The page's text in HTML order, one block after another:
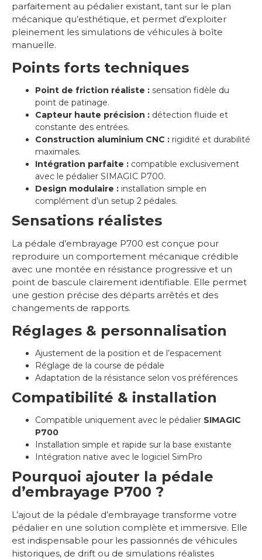
parfaitement au pédalier existant, tant sur le plan
mécanique qu’esthétique, et permet d’exploiter
pleinement les simulations de véhicules à boîte
manuelle.
Points forts techniques
Point de friction réaliste : sensation fidèle du
point de patinage.
Capteur haute précision : détection fluide et
constante des entrées.
Construction aluminium CNC : rigidité et durabilité
maximales.
Intégration parfaite : compatible exclusivement
avec le pédalier SIMAGIC P700.
Design modulaire : installation simple en
complément d’un setup 2 pédales.
Sensations réalistes
La pédale d’embrayage P700 est conçue pour
reproduire un comportement mécanique crédible
avec une montée en résistance progressive et un
point de bascule clairement identifiable. Elle permet
une gestion précise des départs arrêtés et des
changements de rapports.
Réglages & personnalisation
Ajustement de la position et de l’espacement
Réglage de la course de pédale
Adaptation de la résistance selon vos préférences
Compatibilité & installation
Compatible uniquement avec le pédalier SIMAGIC
P700
Installation simple et rapide sur la base existante
Intégration native avec le logiciel SimPro
Pourquoi ajouter la pédale
d’embrayage P700 ?
L’ajout de la pédale d’embrayage transforme votre
pédalier en une solution complète et immersive. Elle
est indispensable pour les passionnés de véhicules
historiques, de drift ou de simulations réalistes